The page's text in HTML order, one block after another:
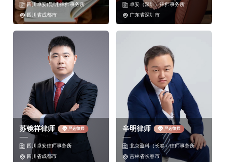
(三)所标明的适应症或者功能主治超出规定范围，可
能造成贻误诊治的;
(四)缺乏所标明的急救必需的有效成份的。
生产、销售的假药被使用后，造成轻伤、重伤或者其
他严重后果的，应认定为゛对人体健康造成严重危
害〞。
生产、销售的假药被使用后，致人严重残疾、三人以
上重伤、十人以上轻伤或者造成其他特别严重后果
的，应认定为゛对人体健康造成特别严重危害〞。
 四川卓安(昆明)律师事务所
 四川省成都市
 卓安（深圳）律师事务所
 广东省深圳市
苏镜祥律师 严选律师
 四川卓安律师事务所
 四川省成都市
辛明律师 严选律师
 北京盈科（长春）律师事务所
 吉林省长春市